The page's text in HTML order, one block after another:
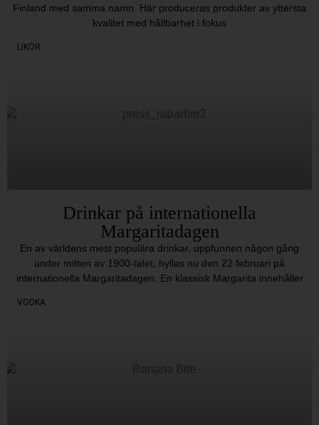
Finland med samma namn. Här produceras produkter av yttersta
kvalitet med hållbarhet i fokus
LIKÖR
Drinkar på internationella
Margaritadagen
En av världens mest populära drinkar, uppfunnen någon gång
under mitten av 1900-talet, hyllas nu den 22 februari på
internationella Margaritadagen. En klassisk Margarita innehåller
VODKA